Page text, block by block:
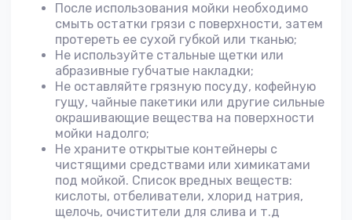
После использования мойки необходимо
смыть остатки грязи с поверхности, затем
протереть ее сухой губкой или тканью;
Не используйте стальные щетки или
абразивные губчатые накладки;
Не оставляйте грязную посуду, кофейную
гущу, чайные пакетики или другие сильные
окрашивающие вещества на поверхности
мойки надолго;
Не храните открытые контейнеры с
чистящими средствами или химикатами
под мойкой. Список вредных веществ:
кислоты, отбеливатели, хлорид натрия,
щелочь, очистители для слива и т.д